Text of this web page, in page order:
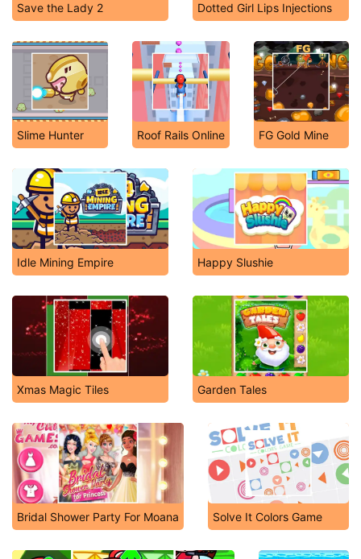
Save the Lady 2 Dotted Girl Lips Injections
Slime Hunter Roof Rails Online FG Gold Mine
Idle Mining Empire Happy Slushie
Xmas Magic Tiles Garden Tales
Bridal Shower Party For Moana Solve It Colors Game